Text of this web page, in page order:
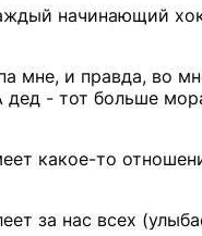
начинающий
мне, и правда, во
дед - тот больше
какое-то
за нас всех